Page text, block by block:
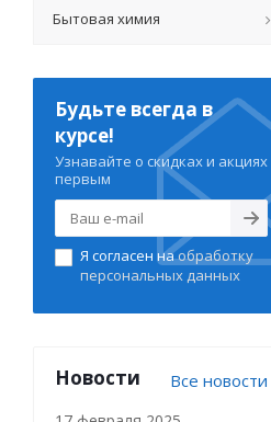
Бытовая химия
Будьте всегда в
курсе!
Узнавайте о скидках и акциях
первым
Я согласен наобработку
персональных данных
Новости Все новости